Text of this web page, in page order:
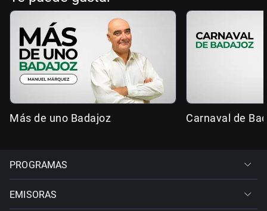
Más de uno Badajoz Carnaval de
PROGRAMAS
EMISORAS